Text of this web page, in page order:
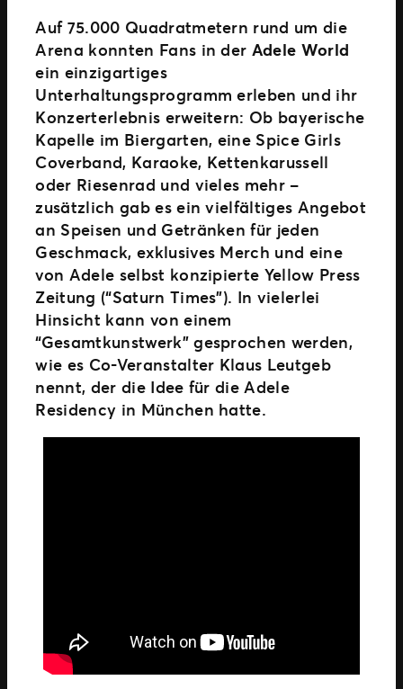
Auf 75.000 Quadratmetern rund um die
Arena konnten Fans in der Adele World
ein einzigartiges
Unterhaltungsprogramm erleben und ihr
Konzerterlebnis erweitern: Ob bayerische
Kapelle im Biergarten, eine Spice Girls
Coverband, Karaoke, Kettenkarussell
oder Riesenrad und vieles mehr –
zusätzlich gab es ein vielfältiges Angebot
an Speisen und Getränken für jeden
Geschmack, exklusives Merch und eine
von Adele selbst konzipierte Yellow Press
Zeitung (“Saturn Times”). In vielerlei
Hinsicht kann von einem
“Gesamtkunstwerk” gesprochen werden,
wie es Co-Veranstalter Klaus Leutgeb
nennt, der die Idee für die Adele
Residency in München hatte.